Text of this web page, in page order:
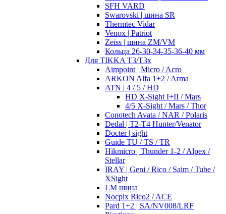
SFH VARD
Swarovski | шина SR
Thermtec Vidar
Venox | Patriot
Zeiss | шина ZM/VM
Кольца 26-30-34-35-36-40 мм
Для TIKKA T3/T3x
Aimpoint | Micro / Acro
ARKON Alfa 1+2 / Arma
ATN | 4 / 5 / HD
HD X-Sight I+II / Mars
4/5 X-Sight / Mars / Thor
Conotech Avata / NAR / Polaris
Dedal | T2-T4 Hunter/Venator
Docter | sight
Guide TU / TS / TR
Hikmicro | Thunder 1-2 / Alpex /
Stellar
IRAY | Geni / Rico / Saim / Tube /
XSight
LM шина
Nocpix Rico2 / ACE
Pard 1+2 | SA/NV008/LRF